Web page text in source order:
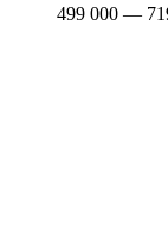
499 000 —